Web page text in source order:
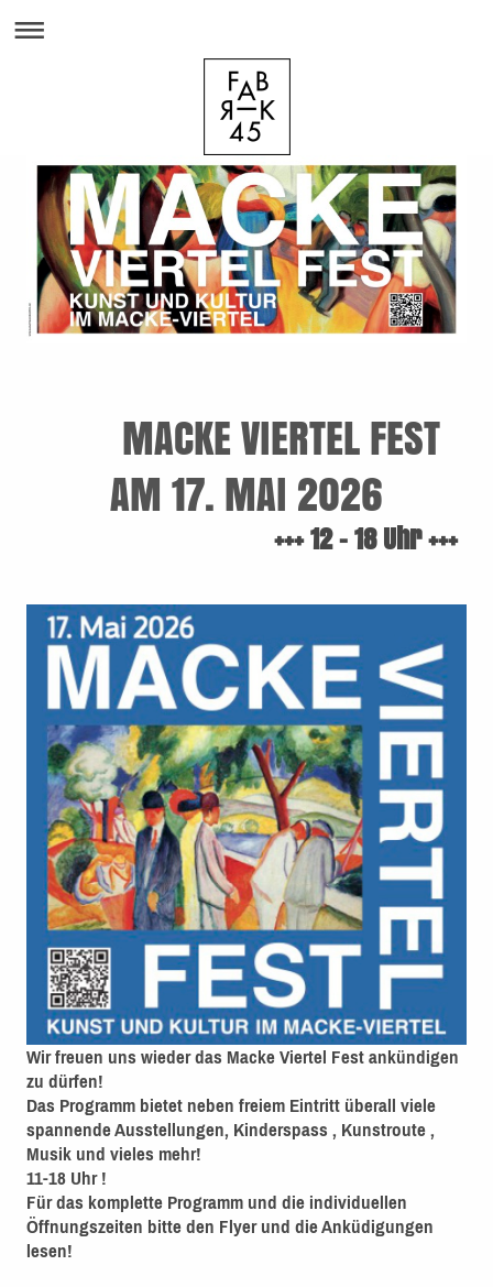
MACKE VIERTEL FEST
AM 17. MAI 2026
+++ 12 - 18 Uhr +++
Wir freuen uns wieder das Macke Viertel Fest ankündigen
zu dürfen!
Das Programm bietet neben freiem Eintritt überall viele
spannende Ausstellungen, Kinderspass , Kunstroute ,
Musik und vieles mehr!
11-18 Uhr !
Für das komplette Programm und die individuellen
Öffnungszeiten bitte den Flyer und die Anküdigungen
lesen!